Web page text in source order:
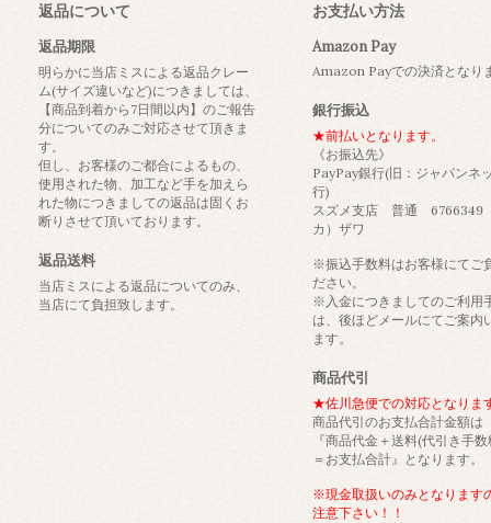
返品について
返品期限
明らかに当店ミスによる返品クレー
ム(サイズ違いなど)につきましては、
【商品到着から7日間以内】のご報告
分についてのみご対応させて頂きま
す。
但し、お客様のご都合によるもの、
使用された物、加工など手を加えら
れた物につきましての返品は固くお
断りさせて頂いております。
返品送料
当店ミスによる返品についてのみ、
当店にて負担致します。
お支払い方法
Amazon Pay
Amazon Payでの決済となり
銀行振込
★前払いとなります。
《お振込先》
PayPay銀行(旧：ジャパンネ
行)
スズメ支店 普通 6766349
カ）ザワ
※振込手数料はお客様にてご
ださい。
※入金につきましてのご利用
は、後ほどメールにてご案内
ます。
商品代引
★佐川急便での対応となりま
商品代引のお支払合計金額は
『商品代金＋送料(代引き手
＝お支払合計』となります。
※現金取扱いのみとなります
注意下さい！！